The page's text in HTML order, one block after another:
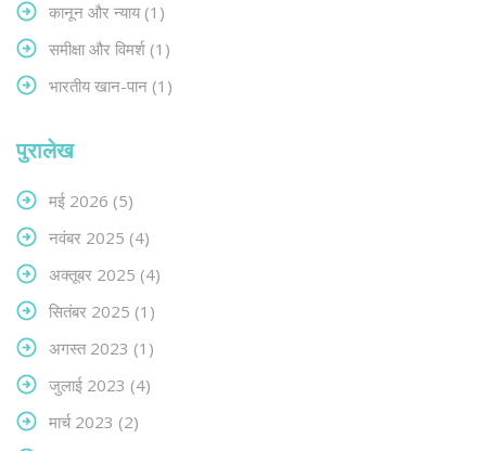
कानून और न्याय (1)
समीक्षा और विमर्श (1)
भारतीय खान-पान (1)
पुरालेख
मई 2026 (5)
नवंबर 2025 (4)
अक्तूबर 2025 (4)
सितंबर 2025 (1)
अगस्त 2023 (1)
जुलाई 2023 (4)
मार्च 2023 (2)